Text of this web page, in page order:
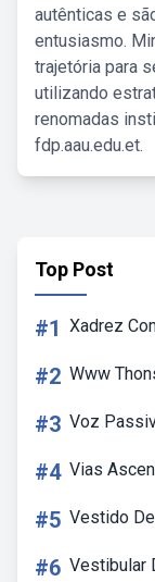
autênticas e
entusiasmo.
trajetória para
utilizando
renomadas
fdp.aau.edu.et.
Top Post
#1 Xadrez
#2 Www
#3 Voz
#4 Vias
#5 Vestido
#6 Vestibular